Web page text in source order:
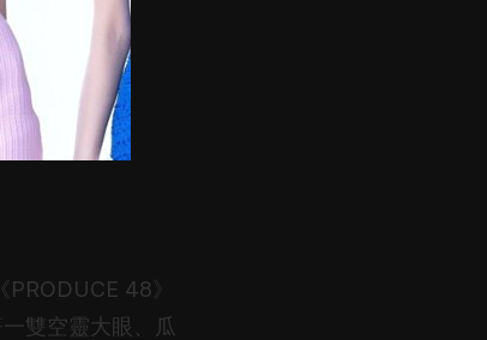
48》
雙空靈大眼、瓜